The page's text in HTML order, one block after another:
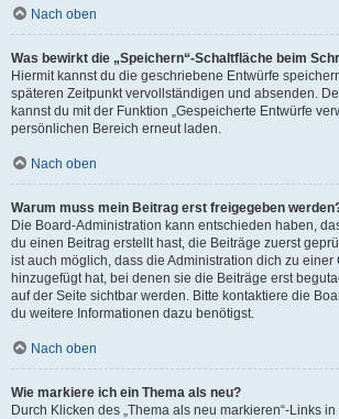
Nach oben
Was bewirkt die „Speichern“-Schaltfläche beim
Hiermit kannst du die geschriebene Entwürfe
späteren Zeitpunkt vervollständigen und absenden.
kannst du mit der Funktion „Gespeicherte Entwürfe
persönlichen Bereich erneut laden.
Nach oben
Warum muss mein Beitrag erst freigegeben
Die Board-Administration kann entschieden haben,
du einen Beitrag erstellt hast, die Beiträge zuerst
ist auch möglich, dass die Administration dich zu einer
hinzugefügt hat, bei denen sie die Beiträge erst
auf der Seite sichtbar werden. Bitte kontaktiere die
du weitere Informationen dazu benötigst.
Nach oben
Wie markiere ich ein Thema als neu?
Durch Klicken des „Thema als neu markieren“-Links